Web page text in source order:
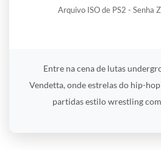
Arquivo ISO de PS2 - Senha
Entre na cena de lutas
Vendetta, onde estrelas do hip-
partidas estilo wrestling